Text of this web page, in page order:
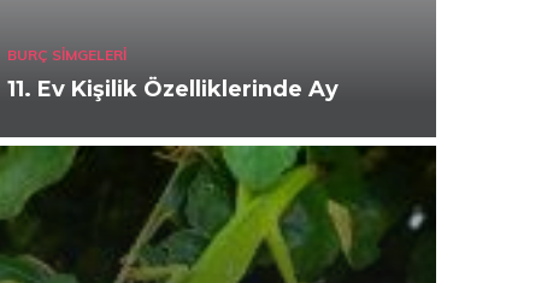
BURÇ SIMGELERI
11. Ev Kişilik Özelliklerinde Ay